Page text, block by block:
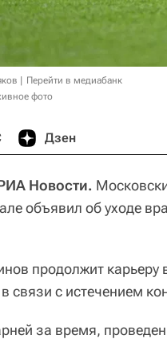
Перейти в медиабанк
фото
Дзен
Новости.
объявил об уходе
продолжит карьеру
связи с истечением
за время,